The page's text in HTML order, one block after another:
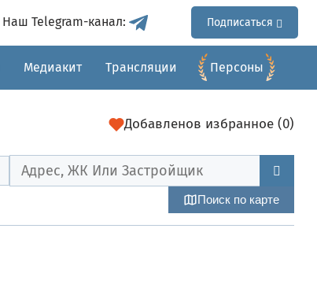
Наш Telegram-канал: Подписаться
Медиакит Трансляции Перcоны
Добавленов избранное (0)
Поиск по карте